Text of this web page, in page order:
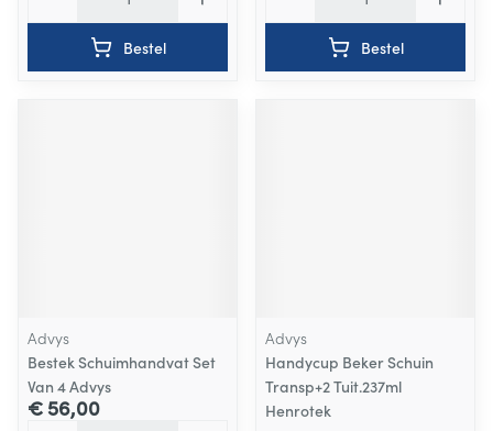
Bestel Bestel
Advys
Bestek Schuimhandvat Set
Van 4 Advys
€ 56,00
Advys
Handycup Beker Schuin
Transp+2 Tuit.237ml
Henrotek